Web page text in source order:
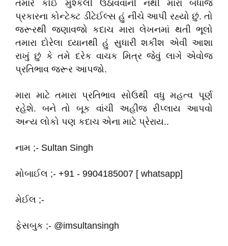
તમારે કોઈ મુશ્કેલી ઉઠાવવાની નથી મારા બધાજ
પ્રકારના કોન્ટેક્ટ ડીટેઈલ્સ હું નીચે આપી રહ્યો છું. તો
જરૂરથી જણાવજો કદાચ મારા લેખનમાં થતી ભૂલો
તમારા દોરેલા ધ્યાનથી હું સુધારી શકીશ એવી આશા
રાખું છું કે તમે દરેક વાચક મિત્ર જેવું લાગે એવોજ
પ્રતિભાવ જરૂર આપજો.
મારા માટે તમારા પ્રતિભાવ સોઉથી વધુ મહત્વ પૂર્ણ
રહેશે. બને તો બૂક વાંચી અહીજ રીપ્લાય આપવો
અન્ય લોકો પણ કદાચ એના માટે પ્રેરાય..
નામ ;- Sultan Singh
મોબાઈલ ;- +91 - 9904185007 [ whatsapp]
મેઈલ ;-
ફેસબુક ;- @imsultansingh